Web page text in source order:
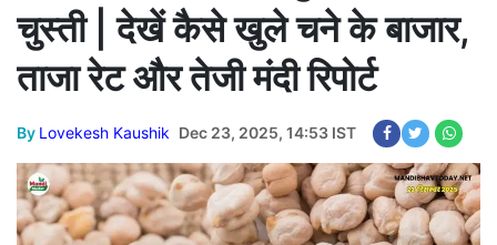
चुस्ती | देखें कैसे खुले चने के बाजार,
ताजा रेट और तेजी मंदी रिपोर्ट
By Lovekesh Kaushik Dec 23, 2025, 14:53 IST